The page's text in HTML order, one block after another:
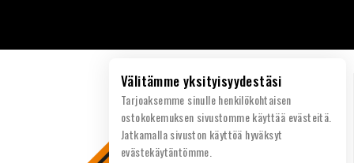
Välitämme yksityisyydestäsi
Tarjoaksemme sinulle henkilökohtaisen
ostokokemuksen sivustomme käyttää evästeitä.
Jatkamalla sivuston käyttöä hyväksyt
evästekäytäntömme.